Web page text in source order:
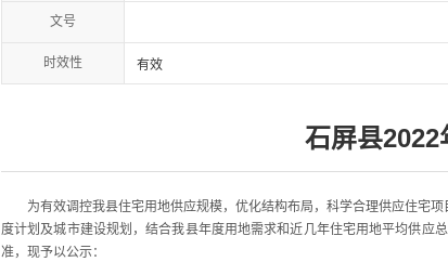
文号
时效性 有效
石屏县2022
为有效调控我县住宅用地供应规模，优化结构布局，科学合理供应住宅项
度计划及城市建设规划，结合我县年度用地需求和近几年住宅用地平均供应
准，现予以公示：